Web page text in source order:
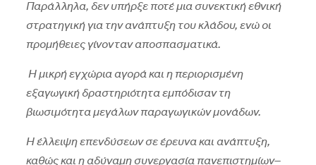
Παράλληλα, δεν υπήρξε ποτέ μια συνεκτική εθνική
στρατηγική για την ανάπτυξη του κλάδου, ενώ οι
προμήθειες γίνονταν αποσπασματικά.
Η μικρή εγχώρια αγορά και η περιορισμένη
εξαγωγική δραστηριότητα εμπόδισαν τη
βιωσιμότητα μεγάλων παραγωγικών μονάδων.
Η έλλειψη επενδύσεων σε έρευνα και ανάπτυξη,
καθώς και η αδύναμη συνεργασία πανεπιστημίων–